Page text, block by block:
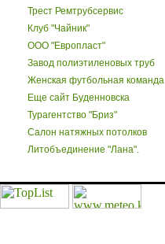
Трест Ремтрубсервис
Клуб "Чайник"
ООО "Европласт"
Завод полиэтиленовых труб
Женская футбольная команда
Еще сайт Буденновска
Турагентство "Бриз"
Салон натяжных потолков
Литобъединение "Лана".